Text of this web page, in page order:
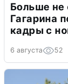
Больше не
Гагарина
кадры с
6 августа 52